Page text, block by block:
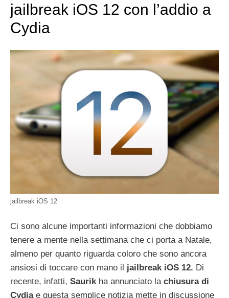
jailbreak iOS 12 con l’addio a
Cydia
jailbreak iOS 12
Ci sono alcune importanti informazioni che dobbiamo
tenere a mente nella settimana che ci porta a Natale,
almeno per quanto riguarda coloro che sono ancora
ansiosi di toccare con mano il jailbreak iOS 12. Di
recente, infatti, Saurikha annunciato la chiusura di
Cydiae questa semplice notizia mette in discussione